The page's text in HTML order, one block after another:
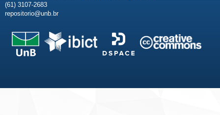
(61) 3107-2683
repositorio@unb.br